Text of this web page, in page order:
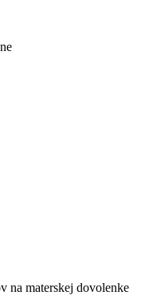
na materskej dovolenke